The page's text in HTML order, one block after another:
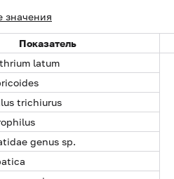
значения
Показатель
latum
trichiurus
genus sp.